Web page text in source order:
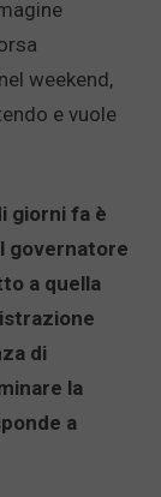
weekend,
e vuole
giorni fa è
governatore
a quella
di
la
a